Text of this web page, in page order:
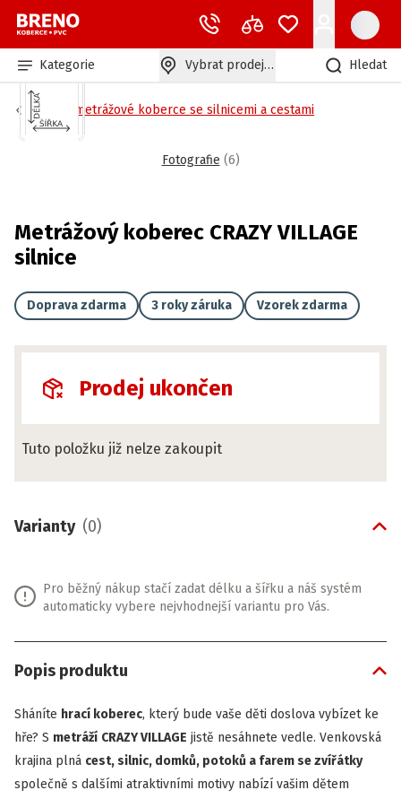
Kategorie Vybrat prodejnu Hledat
Dětské metrážové koberce se silnicemi a cestami
Fotografie (6)
Metrážový koberec CRAZY VILLAGE
silnice
Doprava zdarma 3 roky záruka Vzorek zdarma
Prodej ukončen
Tuto položku již nelze zakoupit
Varianty (0)
Pro běžný nákup stačí zadat délku a šířku a náš systém
automaticky vybere nejvhodnejší variantu pro Vás.
Popis produktu
Sháníte hrací koberec, který bude vaše děti doslova vybízet ke
hře? S metráží CRAZY VILLAGE jistě nesáhnete vedle. Venkovská
krajina plná cest, silnic, domků, potoků a farem se zvířátky
společně s dalšími atraktivními motivy nabízí vašim dětem